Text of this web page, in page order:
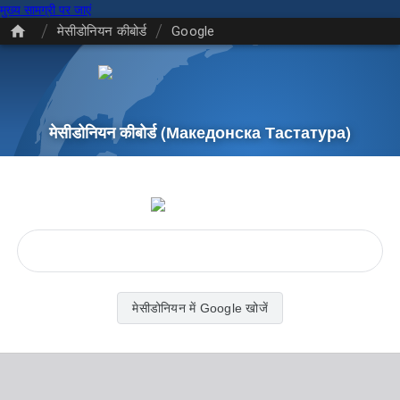
मुख्य सामग्री पर जाएं
/ मेसीडोनियन कीबोर्ड / Google
मेसीडोनियन कीबोर्ड(Македонска Тастатура)
मेसीडोनियन में Google खोजें